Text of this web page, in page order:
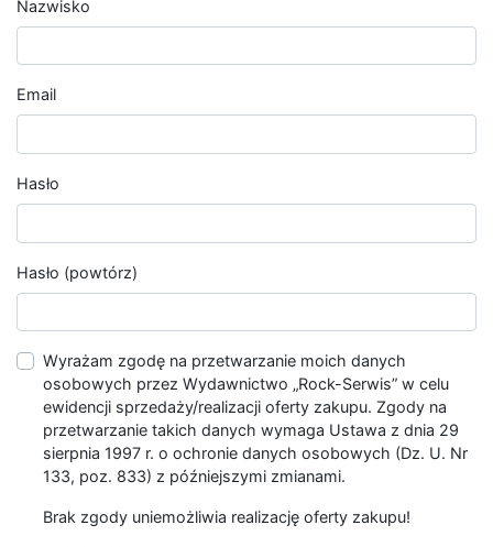
Nazwisko
Email
Hasło
Hasło (powtórz)
Wyrażam zgodę na przetwarzanie moich danych
osobowych przez Wydawnictwo „Rock-Serwis” w celu
ewidencji sprzedaży/realizacji oferty zakupu. Zgody na
przetwarzanie takich danych wymaga Ustawa z dnia 29
sierpnia 1997 r. o ochronie danych osobowych (Dz. U. Nr
133, poz. 833) z późniejszymi zmianami.
Brak zgody uniemożliwia realizację oferty zakupu!